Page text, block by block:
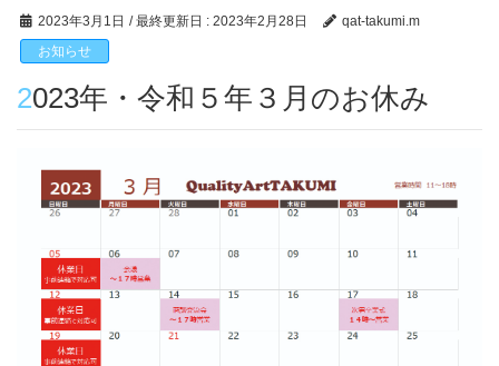
2023年3月1日 / 最終更新日 : 2023年2月28日
qat-takumi.m
お知らせ
2023年・令和５年３月のお休み